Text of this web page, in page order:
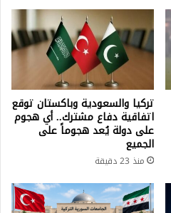
تركيا والسعودية وباكستان توقع
اتفاقية دفاع مشترك.. أي هجوم
على دولة يُعد هجوماً على
الجميع
منذ 23 دقيقة